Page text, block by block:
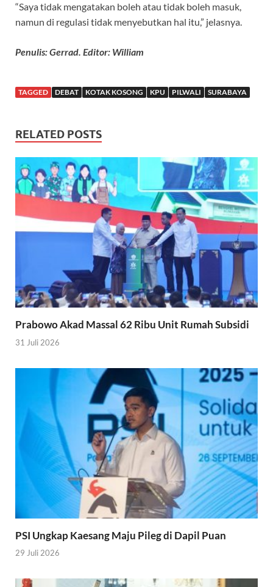
“Saya tidak mengatakan boleh atau tidak boleh masuk,
namun di regulasi tidak menyebutkan hal itu,” jelasnya.
Penulis: Gerrad. Editor: William
TAGGED DEBAT KOTAK KOSONG KPU PILWALI SURABAYA
RELATED POSTS
Prabowo Akad Massal 62 Ribu Unit Rumah Subsidi
31 Juli 2026
PSI Ungkap Kaesang Maju Pileg di Dapil Puan
29 Juli 2026